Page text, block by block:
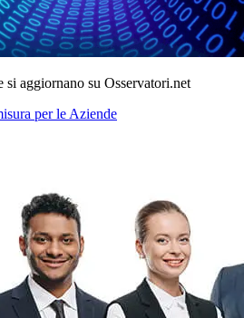
aggiornano su Osservatori.net
per le Aziende